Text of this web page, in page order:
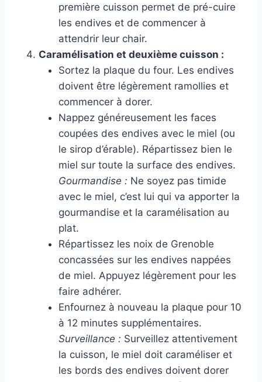
première cuisson permet de pré-cuire
les endives et de commencer à
attendrir leur chair.
Caramélisation et deuxième cuisson :
Sortez la plaque du four. Les endives
doivent être légèrement ramollies et
commencer à dorer.
Nappez généreusement les faces
coupées des endives avec le miel (ou
le sirop d’érable). Répartissez bien le
miel sur toute la surface des endives.
Gourmandise : Ne soyez pas timide
avec le miel, c’est lui qui va apporter la
gourmandise et la caramélisation au
plat.
Répartissez les noix de Grenoble
concassées sur les endives nappées
de miel. Appuyez légèrement pour les
faire adhérer.
Enfournez à nouveau la plaque pour 10
à 12 minutes supplémentaires.
Surveillance : Surveillez attentivement
la cuisson, le miel doit caraméliser et
les bords des endives doivent dorer